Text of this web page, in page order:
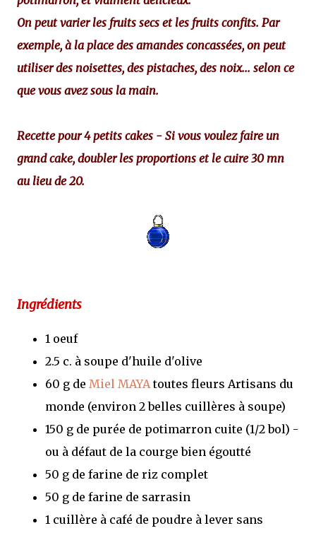
On peut varier les fruits secs et les fruits confits. Par
exemple, à la place des amandes concassées, on peut
utiliser des noisettes, des pistaches, des noix... selon ce
que vous avez sous la main.
Recette pour 4 petits cakes - Si vous voulez faire un
grand cake, doubler les proportions et le cuire 30 mn
au lieu de 20.
Ingrédients
1 oeuf
2.5 c. à soupe d'huile d'olive
60 g de Miel MAYAtoutes fleurs Artisans du
monde (environ 2 belles cuillères à soupe)
150 g de purée de potimarron cuite (1/2 bol) -
ou à défaut de la courge bien égoutté
50 g de farine de riz complet
50 g de farine de sarrasin
1 cuillère à café de poudre à lever sans